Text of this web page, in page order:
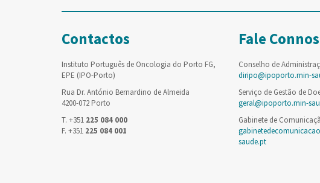
Contactos
Instituto Português de Oncologia do Porto FG,
EPE (IPO-Porto)
Rua Dr. António Bernardino de Almeida
4200-072 Porto
T. +351 225 084 000
F. +351 225 084 001
Fale
Conselho de
diripo@ipoporto.min-
Serviço de Gestão de
geral@ipoporto.min-
Gabinete de
saude.pt